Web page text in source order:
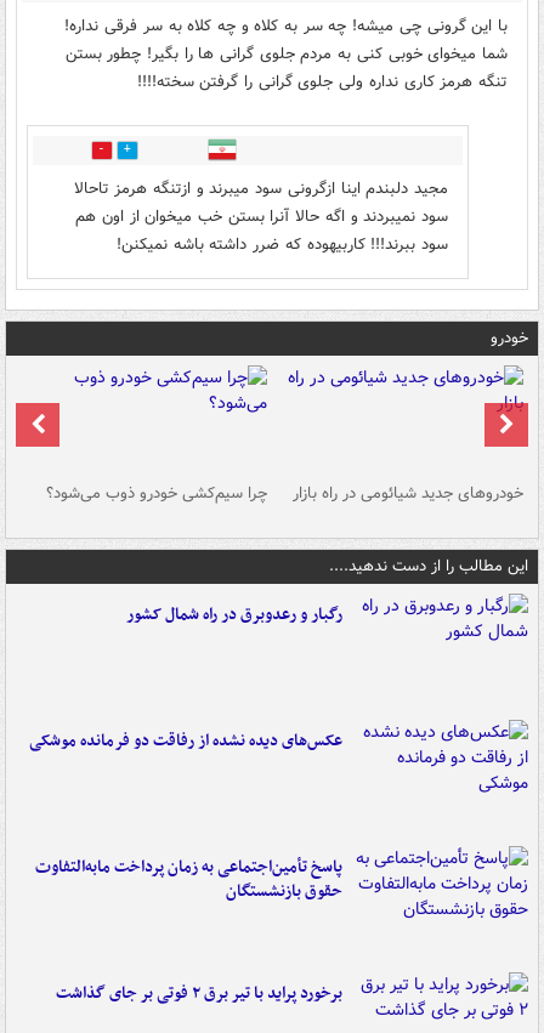
با این گرونی چی میشه! چه سر به کلاه و چه کلاه به سر فرقی نداره!
شما میخوای خوبی کنی به مردم جلوی گرانی ها را بگیر! چطور بستن
تنگه هرمز کاری نداره ولی جلوی گرانی را گرفتن سخته!!!!
0
مجید دلبندم اینا ازگرونی سود میبرند و ازتنگه هرمز تاحالا
سود نمیبردند و اگه حالا آنرا بستن خب میخوان از اون هم
سود ببرند!!! کاربیهوده که ضرر داشته باشه نمیکنن!
خودرو
خودروهای جدید شیائومی در راه بازار چرا سیم‌کشی خودرو ذوب می‌شود؟
این مطالب را از دست ندهید....
رگبار و رعدوبرق در راه شمال کشور
عکس‌های دیده نشده از رفاقت دو فرمانده‌ موشکی
پاسخ تأمین‌اجتماعی به زمان پرداخت مابه‌التفاوت
حقوق بازنشستگان
برخورد پراید با تیر برق ۲ فوتی بر جای گذاشت